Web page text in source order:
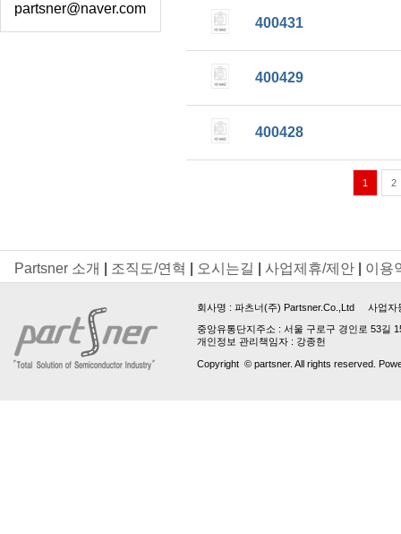
partsner@naver.com
400431
400429
400428
1 2
Partsner 소개 조직도/연혁 오시는길 사업제휴/제안 이용
회사명 : 파츠너(주) Partsner.Co.,Ltd 사업자
중앙유통단지주소 : 서울 구로구 경인로 53길
개인정보 관리책임자 : 강종헌
Copyright © partsner. All rights reserved.